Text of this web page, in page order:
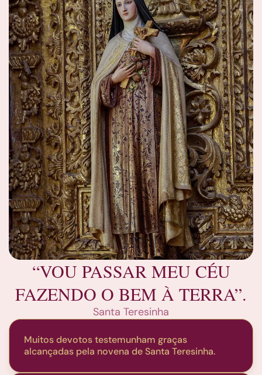
“VOU PASSAR MEU CÉU
FAZENDO O BEM À TERRA”.
Santa Teresinha
Muitos devotos testemunham graças
alcançadas pela novena de Santa Teresinha.